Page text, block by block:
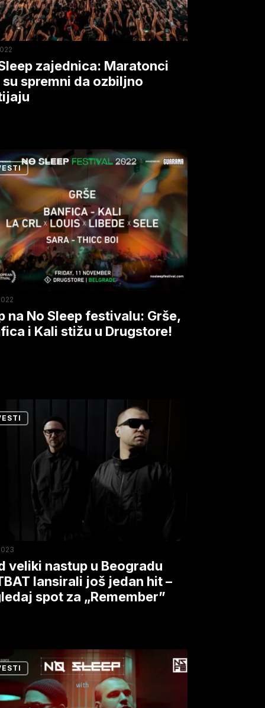
zajednica: Maratonci
spremni da ozbiljno
na No Sleep festivalu: Grše,
i Kali stižu u Drugstore!
veliki nastup u Beogradu
lansirali još jedan hit –
spot za „Remember”